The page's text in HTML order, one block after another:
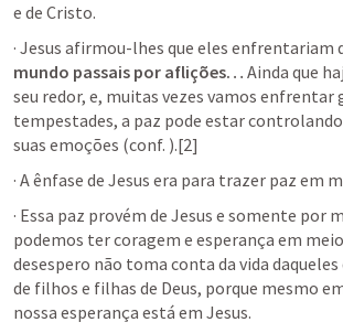
e de Cristo.
· Jesus afirmou-lhes que eles enfrentariam
mundo passais por aflições… Ainda que
seu redor, e, muitas vezes vamos enfrentar
tempestades, a paz pode estar controlando
suas emoções (conf. ).[2]
· A ênfase de Jesus era para trazer paz em
· Essa paz provém de Jesus e somente por
podemos ter coragem e esperança em meio
desespero não toma conta da vida daqueles
de filhos e filhas de Deus, porque mesmo
nossa esperança está em Jesus.